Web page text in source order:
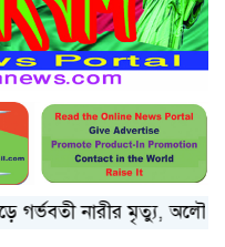
নারীর মৃত্যু,